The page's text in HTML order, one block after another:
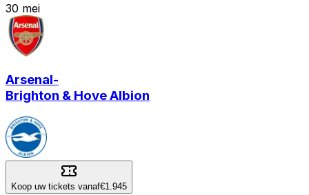
30 mei
Arsenal-
Brighton & Hove Albion
Koop uw tickets vanaf€1.945